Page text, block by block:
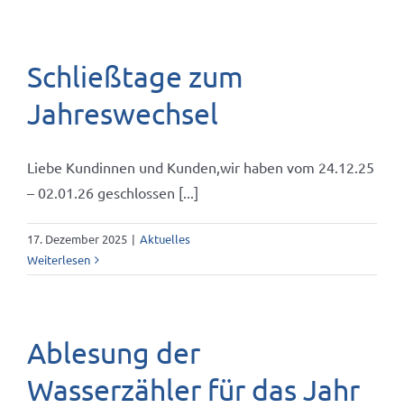
Schließtage zum
Jahreswechsel
Liebe Kundinnen und Kunden,wir haben vom 24.12.25
– 02.01.26 geschlossen [...]
17. Dezember 2025 | Aktuelles
Weiterlesen
Ablesung der
Wasserzähler für das Jahr